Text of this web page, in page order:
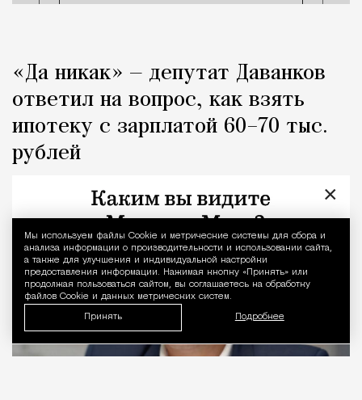
Уведомление
Мы используем файлы Сookie и метрические системы для сбора и
анализа информации о производительности и использовании сайта,
а также для улучшения и индивидуальной настройки
предоставления информации. Нажимая кнопку «Принять» или
продолжая пользоваться сайтом, вы соглашаетесь на обработку
файлов Cookie и данных метрических систем.
Принять Подробнее
«Да никак» — депутат Даванков
ответил на вопрос, как взять
ипотеку с зарплатой 60–70 тыс.
рублей
Кирилл Романов ×